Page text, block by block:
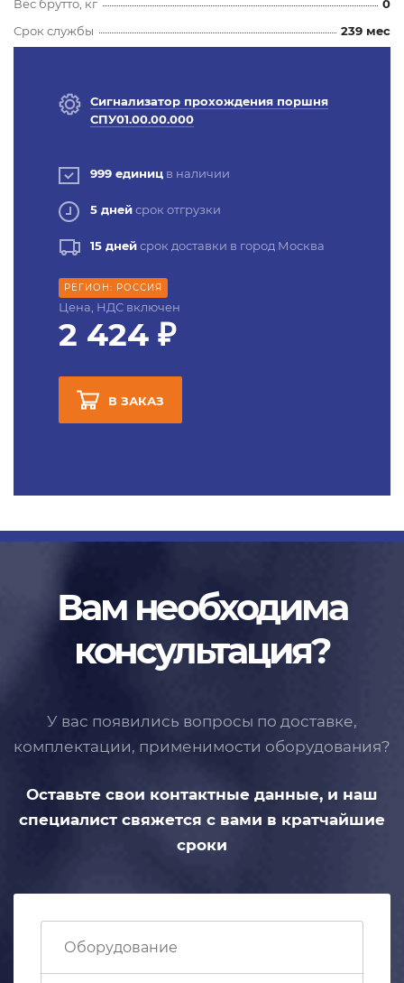
Вес брутто, кг
0
Срок службы
239 мес
Сигнализатор прохождения поршня
СПУ01.00.00.000
999 единиц в наличии
5 днейсрок отгрузки
15 днейсрок доставки в город Москва
РЕГИОН: РОССИЯ
Цена, НДС включен
2 424 ₽
В ЗАКАЗ
Вам необходима
консультация?
У вас появились вопросы по доставке,
комплектации, применимости оборудования?
Оставьте свои контактные данные, и наш
специалист свяжется с вами в кратчайшие
сроки